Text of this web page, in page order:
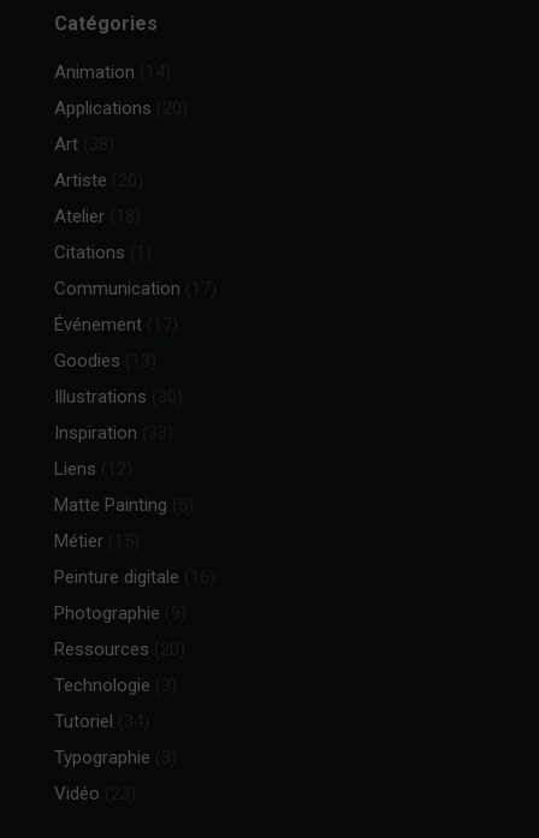
Catégories
Animation
Applications
Art
Artiste
Atelier
Citations
Communication
Événement
Goodies
Illustrations
Inspiration
Liens
Matte Painting
Métier
Peinture digitale
Photographie
Ressources
Technologie
Tutoriel
Typographie
Vidéo